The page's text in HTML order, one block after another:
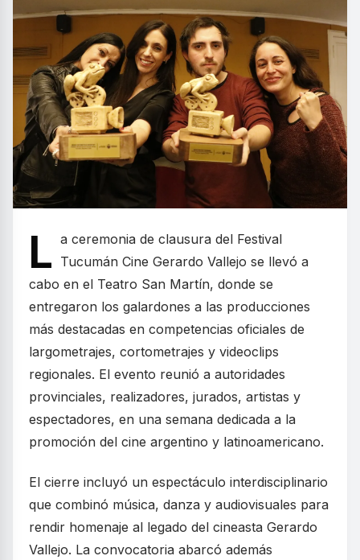
L a ceremonia de clausura del Festival
Tucumán Cine Gerardo Vallejo se llevó a
cabo en el Teatro San Martín, donde se
entregaron los galardones a las producciones
más destacadas en competencias oficiales de
largometrajes, cortometrajes y videoclips
regionales. El evento reunió a autoridades
provinciales, realizadores, jurados, artistas y
espectadores, en una semana dedicada a la
promoción del cine argentino y latinoamericano.
El cierre incluyó un espectáculo interdisciplinario
que combinó música, danza y audiovisuales para
rendir homenaje al legado del cineasta Gerardo
Vallejo. La convocatoria abarcó además